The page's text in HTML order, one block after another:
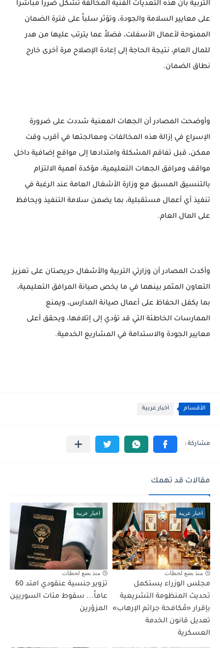
التربية بأن هذه التعديات الفنية المخالفة تشكّل ضرراً مباشراً
على معايير السلامة والجودة، وتؤثر سلباً على فترة الضمان
الممنوحة لأعمال الأسفلت، فضلاً عما يترتب عليها من هدر
للمال العام، نتيجة الحاجة إلى إعادة الإصلاح مرة أخرى خارج
نطاق الضمان.
وأوضحت المصادر أن الجهات المعنية شددت على ضرورة
الإسراع في إزالة هذه المخالفات ومعالجتها في أقرب وقت
ممكن، قبل تفاقم المشكلة وامتدادها إلى مواقع إضافية داخل
مواقف ومرافق الجهات التعليمية، مؤكدة أهمية الالتزام
بالتنسيق المسبق مع وزارة الأشغال العامة عند الرغبة في
تنفيذ أي أعمال مستقبلية، بما يضمن سلامة التنفيذ ويحافظ
على المال العام.
وأكدت المصادر أن وزارتي التربية والأشغال حريصتان على تعزيز
التعاون المثمر بينهما في ما يخص صيانة المرافق التعليمية،
بما يكفل الحفاظ على أعمال صيانة المدارس، ويمنع
الممارسات الخاطئة التي قد تؤدي إلى إتلافها، ويحقق أعلى
معايير الجودة والاستدامة في المشاريع الخدمية.
الأقسام اخبار عربية
مقالات قد تهمك
اخبار عربية
منذ بضع لحظات
مجلس الوزراء يستكمل
تحديث المنظومة التشريعية
بإقرار «مُكافحة جرائم الإرهاب»
تعديل قانون الخدمة
العسكرية
اخبار عربية
منذ بضع لحظات
تزوير جنسية عنقودي امتد 60
عاماً... سقوط مئات السوريين
المزوّرين